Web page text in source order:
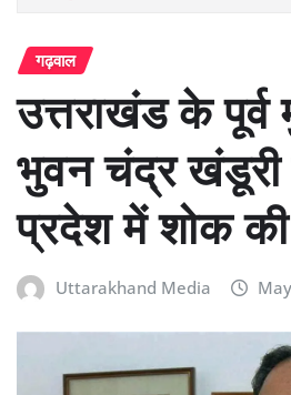
गढ़वाल
उत्तराखंड के
भुवन चंद्र
प्रदेश में शोक
Uttarakhand Media